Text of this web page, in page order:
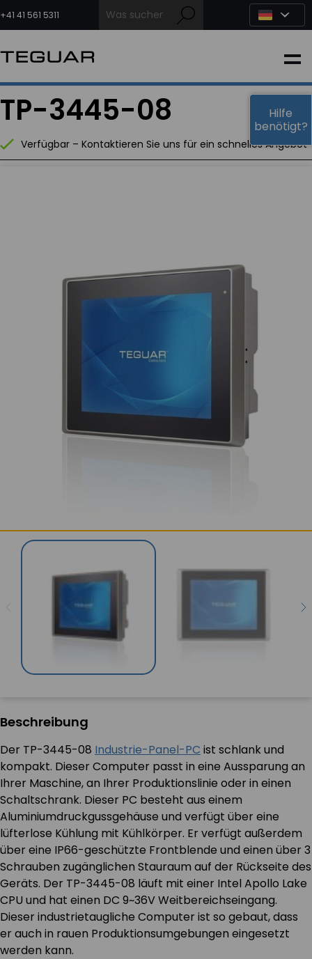
Inhalt
springen
+41 41 561 5311
INDUSTRIE
EDGE-KI
MEDIZIN
DIENSTLEISTUNGEN & SUPPORT
TP-3445-08
Verfügbar – Kontaktieren Sie uns für ein schnelles Angebot
Beschreibung
Der TP-3445-08 Industrie-Panel-PC ist schlank und
kompakt. Dieser Computer passt in eine Aussparung an
Ihrer Maschine, an Ihrer Produktionslinie oder in einen
Schaltschrank. Dieser PC besteht aus einem
Aluminiumdruckgussgehäuse und verfügt über eine
lüfterlose Kühlung mit Kühlkörper. Er verfügt außerdem
über eine IP66-geschützte Frontblende und einen über 3
Schrauben zugänglichen Stauraum auf der Rückseite des
Geräts. Der TP-3445-08 läuft mit einer Intel Apollo Lake
CPU und hat einen DC 9~36V Weitbereichseingang.
Dieser industrietaugliche Computer ist so gebaut, dass
er auch in rauen Produktionsumgebungen eingesetzt
werden kann.
Hilfe
benötigt?